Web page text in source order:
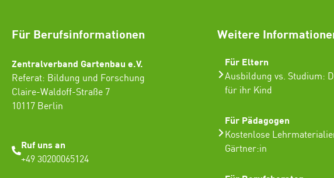
Für Berufsinformationen
Zentralverband Gartenbau e.V.
Referat: Bildung und Forschung
Claire-Waldoff-Straße 7
10117 Berlin
Ruf uns an
+49 30200065124
Weitere
Für Eltern
Ausbildung vs. Studium:
für ihr Kind
Für Pädagogen
Kostenlose
Gärtner:in